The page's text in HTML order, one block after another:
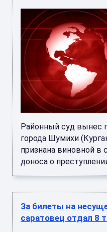
Районный суд вынес
города Шумихи
признана виновной в
доноса о
За билеты на
саратовец отдал 8